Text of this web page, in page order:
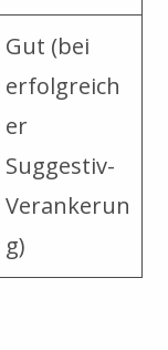
Gut (bei
erfolgreich
er
Suggestiv-
Verankerun
g)